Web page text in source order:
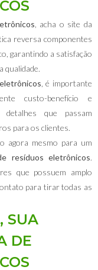
, acha o site da
reversa componentes
garantindo a satisfação
qualidade.
, é importante
custo-benefício e
detalhes que passam
para os clientes.
agora mesmo para um
resíduos eletrônicos.
que possuem amplo
para tirar todas as
SUA
DE